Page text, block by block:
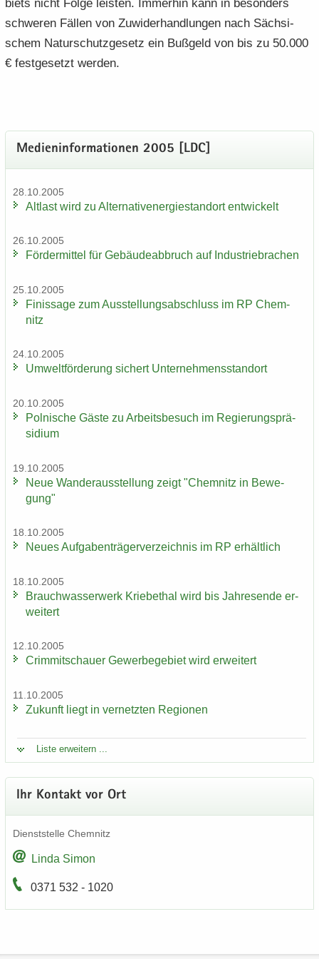
biets nicht Folge leis­ten. Im­mer­hin kann in be­son­ders
schwe­ren Fäl­len von Zu­wi­der­hand­lun­gen nach Säch­si­
schem Na­tur­schutz­ge­setz ein Buß­geld von bis zu 50.000
€ fest­ge­setzt wer­den.
Me­di­en­in­for­ma­tio­nen 2005 [LDC]
28.10.2005
Alt­last wird zu Al­ter­na­tiv­ener­gie­stand­ort ent­wi­ckelt
26.10.2005
För­der­mit­tel für Ge­bäu­de­ab­bruch auf In­dus­trie­bra­chen
25.10.2005
Fi­nis­sa­ge zum Aus­stel­lungs­ab­schluss im RP Chem­
nitz
24.10.2005
Um­welt­för­de­rung si­chert Un­ter­neh­mens­stand­ort
20.10.2005
Pol­ni­sche Gäste zu Ar­beits­be­such im Re­gie­rungs­prä­
si­di­um
19.10.2005
Neue Wan­der­aus­stel­lung zeigt "Chem­nitz in Be­we­
gung"
18.10.2005
Neues Auf­ga­ben­trä­ger­ver­zeich­nis im RP er­hält­lich
18.10.2005
Brauch­was­ser­werk Krie­be­thal wird bis Jah­res­en­de er­
wei­tert
12.10.2005
Crim­mit­schau­er Ge­wer­be­ge­biet wird er­wei­tert
11.10.2005
Zu­kunft liegt in ver­netz­ten Re­gio­nen
Liste er­wei­tern ...
Ihr Kon­takt vor Ort
Dienst­stel­le Chem­nitz
Linda Simon
0371 532 - 1020